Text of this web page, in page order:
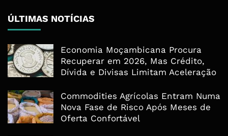
ÚLTIMAS NOTÍCIAS
Economia Moçambicana Procura
Recuperar em 2026, Mas Crédito,
Dívida e Divisas Limitam Aceleração
Commodities Agrícolas Entram Numa
Nova Fase de Risco Após Meses de
Oferta Confortável